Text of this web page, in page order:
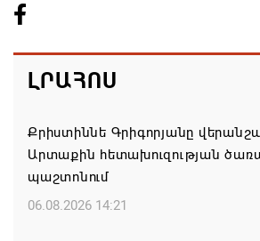
ԼՐԱՀՈՍ
Քրիստիննե Գրիգորյանը
Արտաքին հետախուզության
պաշտոնում
06.08.2026 14:21